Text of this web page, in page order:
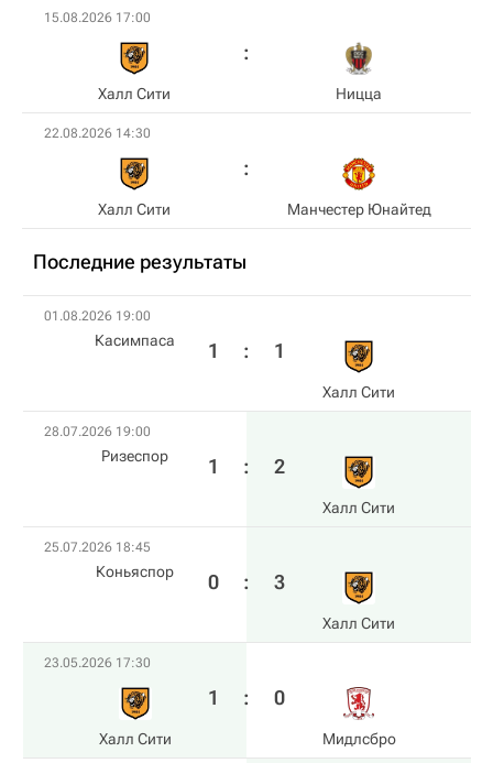
15.08.2026 17:00
Халл Сити Ницца
22.08.2026 14:30
Халл Сити Манчестер Юнайтед
Последние результаты
01.08.2026 19:00
Касимпаса 1 : 1
Халл Сити
28.07.2026 19:00
Ризеспор 1 : 2
Халл Сити
25.07.2026 18:45
Коньяспор 0 : 3
Халл Сити
23.05.2026 17:30
Халл Сити
1 : 0
Мидлсбро